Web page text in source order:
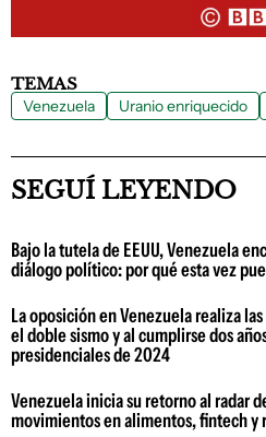
TEMAS
Venezuela Uranio enriquecido
SEGUÍ LEYENDO
Bajo la tutela de EEUU, Venezuela
diálogo político: por qué esta vez
La oposición en Venezuela realiza
el doble sismo y al cumplirse dos
presidenciales de 2024
Venezuela inicia su retorno al radar
movimientos en alimentos, fintech y